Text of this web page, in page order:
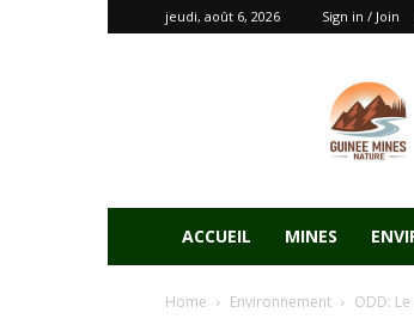
jeudi, août 6, 2026 Sign in / Join
ACCUEIL MINES
Home Environnement ODD: